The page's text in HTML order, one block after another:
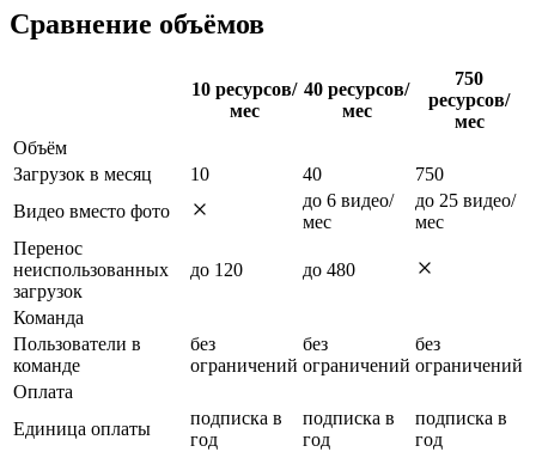
Сравнение объёмов
10 ресурсов/
мес
40 ресурсов/
мес
750
ресурсов/
мес
Объём
Загрузок в месяц
10 40
750
Видео вместо фото
до 6 видео/
мес
до 25 видео/
мес
Перенос
неиспользованных
загрузок
до 120 до 480
Команда
Пользователи в
команде
без
ограничений
без
ограничений
без
ограничений
Оплата
Единица оплаты
подписка в
год
подписка в
год
подписка в
год